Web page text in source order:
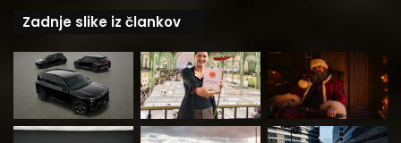
Zadnje slike iz člankov